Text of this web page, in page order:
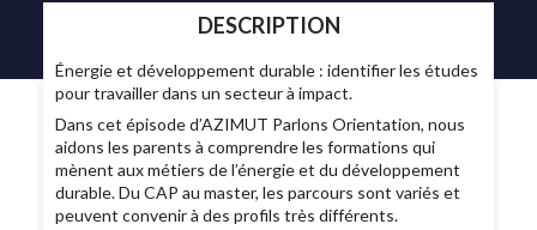
DESCRIPTION
Énergie et développement durable : identifier les études
pour travailler dans un secteur à impact.
Dans cet épisode d’AZIMUT Parlons Orientation, nous
aidons les parents à comprendre les formations qui
mènent aux métiers de l’énergie et du développement
durable. Du CAP au master, les parcours sont variés et
peuvent convenir à des profils très différents.